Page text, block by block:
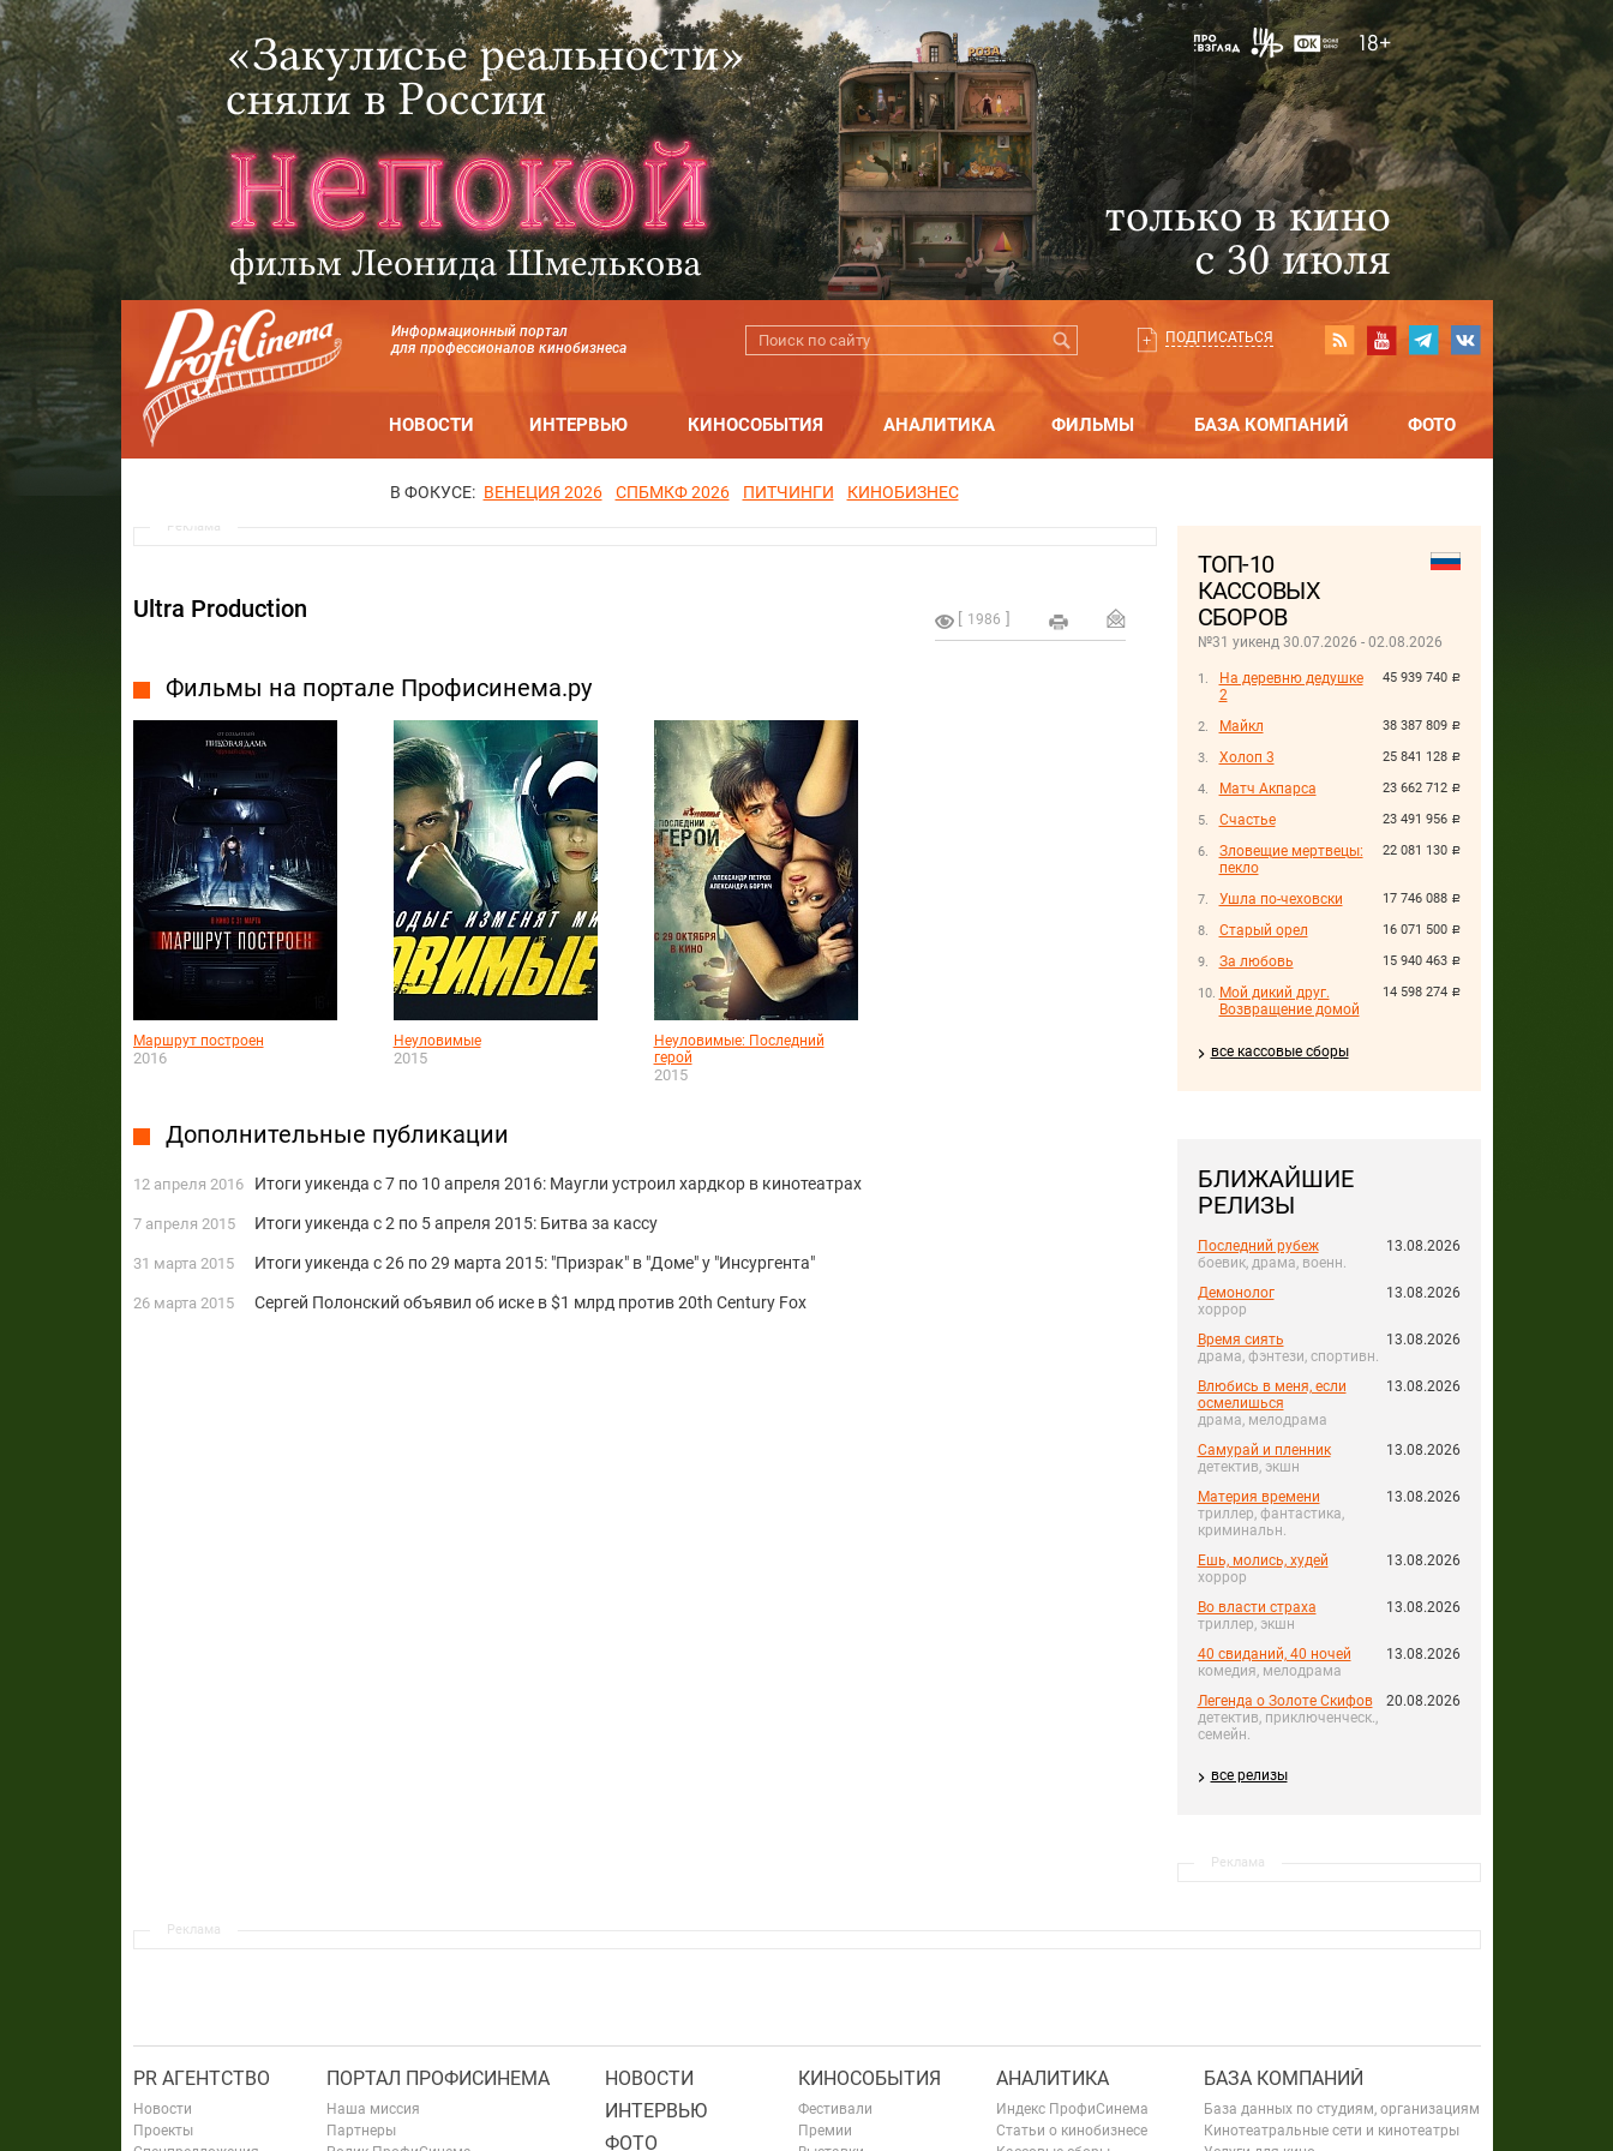
Информационный портал
для профессионалов кинобизнеса
ПОДПИСАТЬСЯ
НОВОСТИ ИНТЕРВЬЮ КИНОСОБЫТИЯ АНАЛИТИКА ФИЛЬМЫ БАЗА КОМПАНИЙ ФОТО
В ФОКУСЕ: ВЕНЕЦИЯ 2026 СПБМКФ 2026 ПИТЧИНГИ КИНОБИЗНЕС
ТОП-10
КАССОВЫХ
СБОРОВ
№31 уикенд 30.07.2026 - 02.08.2026
45 939 740 руб.
На деревню дедушке
2
38 387 809 руб.
Майкл
25 841 128 руб.
Холоп 3
23 662 712 руб.
Матч Акпарса
23 491 956 руб.
Счастье
22 081 130 руб.
Зловещие мертвецы:
пекло
17 746 088 руб.
Ушла по-чеховски
16 071 500 руб.
Старый орел
15 940 463 руб.
За любовь
14 598 274 руб.
Мой дикий друг.
Возвращение домой
все кассовые сборы
БЛИЖАЙШИЕ
РЕЛИЗЫ
Последний рубеж
боевик, драма, военн.
13.08.2026
Демонолог
хоррор
13.08.2026
Время сиять
драма, фэнтези, спортивн.
13.08.2026
Влюбись в меня, если
осмелишься
драма, мелодрама
13.08.2026
Самурай и пленник
детектив, экшн
13.08.2026
Материя времени
триллер, фантастика,
криминальн.
13.08.2026
Ешь, молись, худей
хоррор
13.08.2026
Во власти страха
триллер, экшн
13.08.2026
40 свиданий, 40 ночей
комедия, мелодрама
13.08.2026
Легенда о Золоте Скифов
детектив, приключенческ.,
семейн.
20.08.2026
все релизы
Реклама
Реклама
1986
Ultra Production
Фильмы на портале Профисинема.ру
Маршрут построен
2016
Неуловимые
2015
Неуловимые: Последний
герой
2015
Дополнительные публикации
12 апреля 2016 Итоги уикенда с 7 по 10 апреля 2016: Маугли устроил хардкор в кинотеатрах
7 апреля 2015 Итоги уикенда с 2 по 5 апреля 2015: Битва за кассу
31 марта 2015 Итоги уикенда с 26 по 29 марта 2015: "Призрак" в "Доме" у "Инсургента"
26 марта 2015 Сергей Полонский объявил об иске в $1 млрд против 20th Century Fox
Реклама
PR АГЕНТСТВО
Новости
Проекты
ПОРТАЛ ПРОФИСИНЕМА
Наша миссия
Партнеры
НОВОСТИ
ИНТЕРВЬЮ
ФОТО
КИНОСОБЫТИЯ
Фестивали
Премии
АНАЛИТИКА
Индекс ПрофиСинема
Статьи о кинобизнесе
БАЗА КОМПАНИЙ
База данных по студиям, организациям
Кинотеатральные сети и кинотеатры